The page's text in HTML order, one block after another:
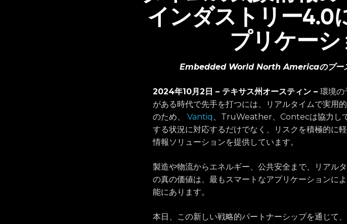
インダストリー4.0
プリケー
Embedded World North Americaのブース
2024年10月2日 – テキサス州オースティン – 環境の
がある時代で先手を打つには、リアルタイムで実用
のため、 Vantiq 、TruWeather、Contecは協力し
する状況に対応するだけでなく、リスクを積極的に
情報ソリューションを提供しています。
製造や物流からエネルギー、公共安全まで、リアル
の真の価値は、最もスマートなアプリケーションに
能にあります。
本日、この新しい戦略的パートナーシップを通じ